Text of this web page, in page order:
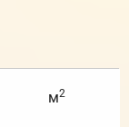
м2